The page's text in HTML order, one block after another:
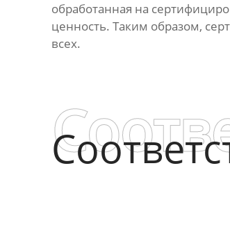
обработанная на
ценность. Таким образом,
всех.